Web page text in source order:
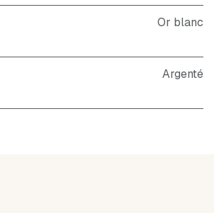
Or blanc
Argenté